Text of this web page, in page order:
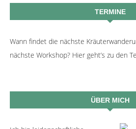
TERMINE
Wann findet die nächste
nächste Workshop? Hier geht’s zu den
ÜBER MICH